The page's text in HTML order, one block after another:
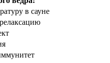
в сауне